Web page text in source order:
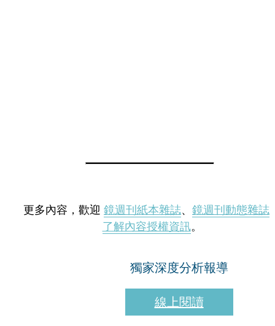
更多內容，歡迎 鏡週刊紙本雜誌、 鏡週刊動態雜誌
了解內容授權資訊。
獨家深度分析報導
線上閱讀